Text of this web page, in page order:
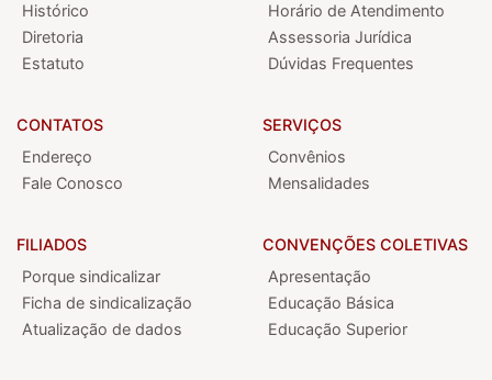
Histórico
Diretoria
Estatuto
CONTATOS
Endereço
Fale Conosco
Horário de Atendimento
Assessoria Jurídica
Dúvidas Frequentes
SERVIÇOS
Convênios
Mensalidades
FILIADOS
Porque sindicalizar
Ficha de sindicalização
Atualização de dados
CONVENÇÕES COLETIVAS
Apresentação
Educação Básica
Educação Superior